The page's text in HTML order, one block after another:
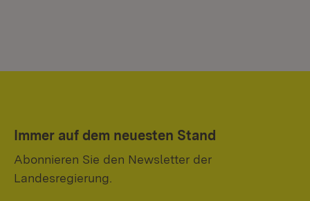
Immer auf dem neuesten Stand
Abonnieren Sie den Newsletter der
Landesregierung.